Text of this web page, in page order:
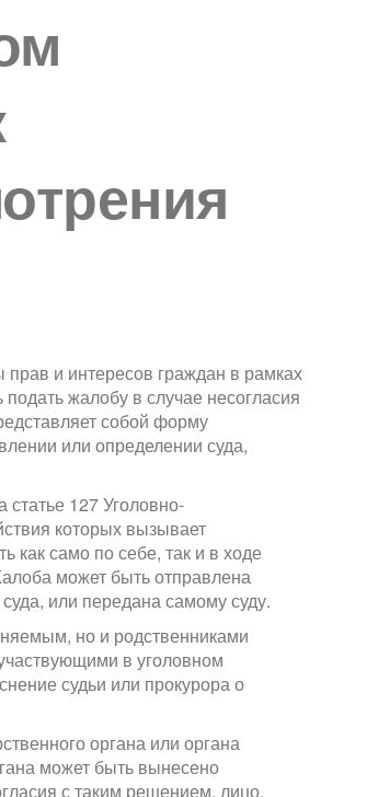
и интересов граждан в рамках
жалобу в случае несогласия
собой форму
или определении суда,
127 Уголовно-
которых вызывает
как само по себе, так и в ходе
может быть отправлена
или передана самому суду.
но и родственниками
в уголовном
судьи или прокурора о
органа или органа
может быть вынесено
с таким решением, лицо,